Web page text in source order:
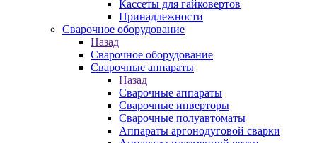
Кассеты для гайковертов
Принадлежности
Сварочное оборудование
Назад
Сварочное оборудование
Сварочные аппараты
Назад
Сварочные аппараты
Сварочные инверторы
Сварочные полуавтоматы
Аппараты аргонодуговой сварки